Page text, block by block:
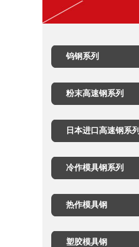
钨钢系列
粉末高速钢系列
日本进口高速钢系列
冷作模具钢系列
热作模具钢
塑胶模具钢